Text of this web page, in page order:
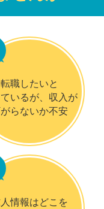
転職したいと
いるが、収入が
らないか不安
情報はどこを